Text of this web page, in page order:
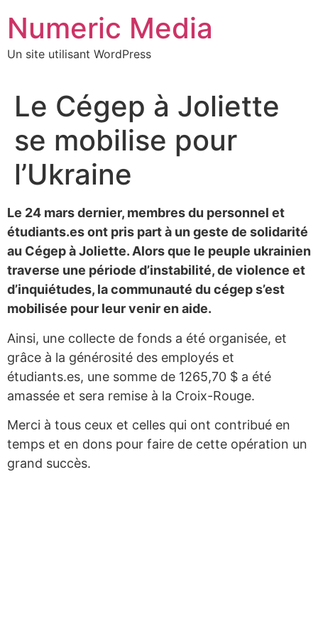
contenu
Numeric Media
Un site utilisant WordPress
Le Cégep à Joliette
se mobilise pour
l’Ukraine
Le 24 mars dernier, membres du personnel et
étudiants.es ont pris part à un geste de solidarité
au Cégep à Joliette. Alors que le peuple ukrainien
traverse une période d’instabilité, de violence et
d’inquiétudes, la communauté du cégep s’est
mobilisée pour leur venir en aide.
Ainsi, une collecte de fonds a été organisée, et
grâce à la générosité des employés et
étudiants.es, une somme de 1265,70 $ a été
amassée et sera remise à la Croix-Rouge.
Merci à tous ceux et celles qui ont contribué en
temps et en dons pour faire de cette opération un
grand succès.